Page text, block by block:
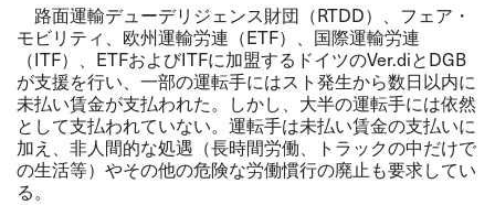
路面運輸デューデリジェンス財団（RTDD）、フェア・
モビリティ、欧州運輸労連（ETF）、国際運輸労連
（ITF）、ETFおよびITFに加盟するドイツのVer.diとDGB
が支援を行い、一部の運転手にはスト発生から数日以内に
未払い賃金が支払われた。しかし、大半の運転手には依然
として支払われていない。運転手は未払い賃金の支払いに
加え、非人間的な処遇（長時間労働、トラックの中だけで
の生活等）やその他の危険な労働慣行の廃止も要求してい
る。